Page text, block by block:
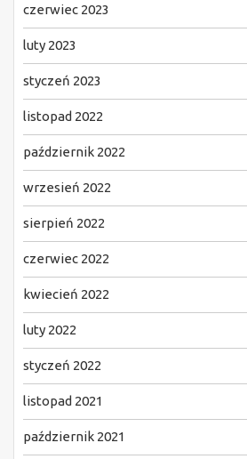
czerwiec 2023
luty 2023
styczeń 2023
listopad 2022
październik 2022
wrzesień 2022
sierpień 2022
czerwiec 2022
kwiecień 2022
luty 2022
styczeń 2022
listopad 2021
październik 2021